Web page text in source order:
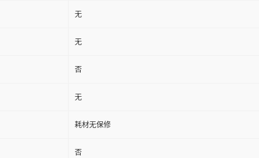
无
无
否
无
耗材无保修
否